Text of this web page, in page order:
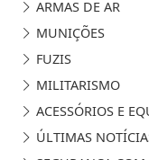
ARMAS DE AR
MUNIÇÕES
FUZIS
MILITARISMO
ACESSÓRIOS E
ÚLTIMAS
Termos de